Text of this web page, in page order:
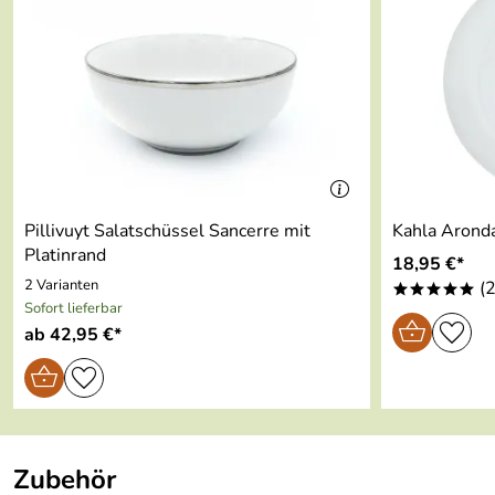
Material:
Edelstahl, gehärtetPA
Spülmaschinengeignet:
Ja
Pillivuyt Salatschüssel Sancerre mit
Platinrand
2 Varianten
Sofort lieferbar
ab 42,95 €*
Kahla
18,95 €*
*****
Zubehör